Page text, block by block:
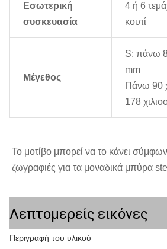
Εσωτερική
συσκευασία
4 ή 6
κουτί
Μέγεθος
S: πάνω
mm
Πάνω 90
178
Το μοτίβο μπορεί να το κάνει
ζωγραφιές για τα μοναδικά μπύρα
Λεπτομερείς εικόνες
Περιγραφή του υλικού